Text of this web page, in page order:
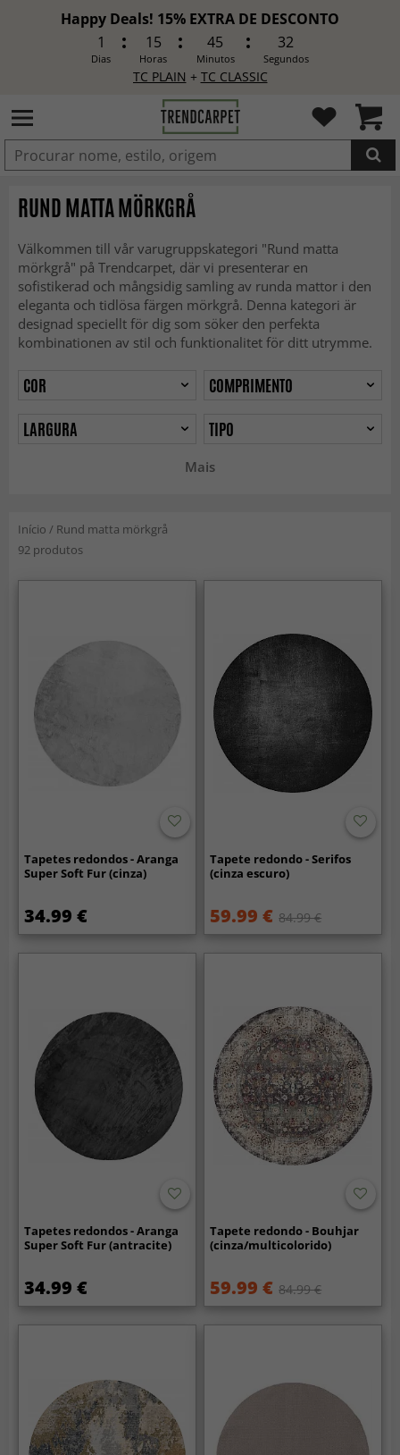
Happy Deals! 15% EXTRA DE DESCONTO
1
Dias
15
Horas
45
Minutos
30
Segundos
TC PLAIN + TC CLASSIC
ADICIONADO
RUND MATTA MÖRKGRÅ
Välkommen till vår varugruppskategori "Rund matta
mörkgrå" på Trendcarpet, där vi presenterar en
sofistikerad och mångsidig samling av runda mattor i den
eleganta och tidlösa färgen mörkgrå. Denna kategori är
designad speciellt för dig som söker den perfekta
kombinationen av stil och funktionalitet för ditt utrymme.
Mais
COR
COMPRIMENTO
LARGURA
TIPO
Início / Rund matta mörkgrå
92 produtos
Tapetes redondos - Aranga
Super Soft Fur (cinza)
34.99 €
Tapete redondo - Serifos
(cinza escuro)
59.99 € 84.99 €
Tapetes redondos - Aranga
Super Soft Fur (antracite)
34.99 €
Tapete redondo - Bouhjar
(cinza/multicolorido)
59.99 € 84.99 €